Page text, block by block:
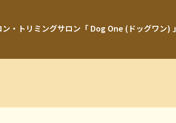
・トリミングサロン「 Dog One (ドッグワン) 」